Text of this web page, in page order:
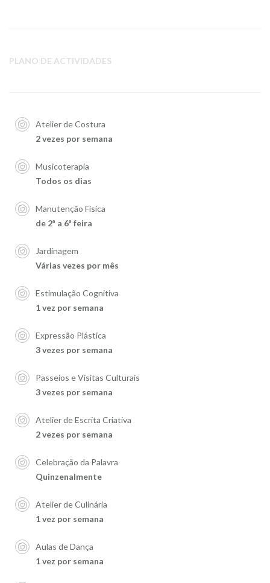
PLANO DE ACTIVIDADES
Atelier de Costura
2 vezes por semana
Musicoterapia
Todos os dias
Manutenção Física
de 2ª a 6ª feira
Jardinagem
Várias vezes por mês
Estimulação Cognitiva
1 vez por semana
Expressão Plástica
3 vezes por semana
Passeios e Visitas Culturais
3 vezes por semana
Atelier de Escrita Criativa
2 vezes por semana
Celebração da Palavra
Quinzenalmente
Atelier de Culinária
1 vez por semana
Aulas de Dança
1 vez por semana